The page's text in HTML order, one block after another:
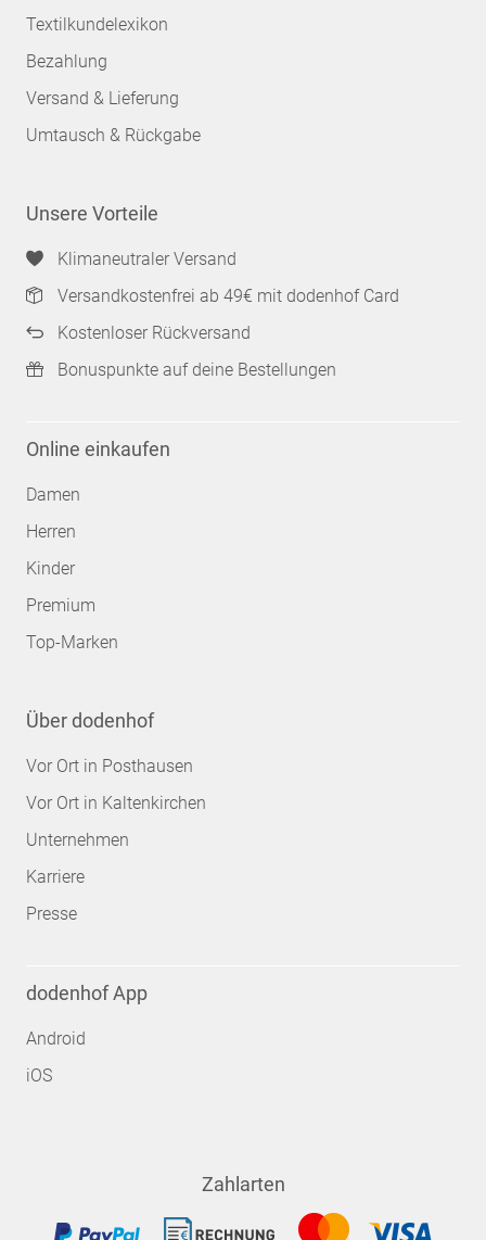
Textilkundelexikon
Bezahlung
Versand & Lieferung
Umtausch & Rückgabe
Unsere Vorteile
Klimaneutraler Versand
Versandkostenfrei ab 49€ mit dodenhof Card
Kostenloser Rückversand
Bonuspunkte auf deine Bestellungen
Online einkaufen
Damen
Herren
Kinder
Premium
Top-Marken
Über dodenhof
Vor Ort in Posthausen
Vor Ort in Kaltenkirchen
Unternehmen
Karriere
Presse
dodenhof App
Android
iOS
Zahlarten